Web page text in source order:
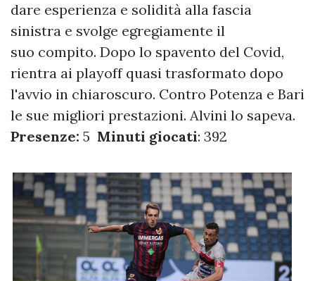
dare esperienza e solidità alla fascia
sinistra e svolge egregiamente il
suo compito. Dopo lo spavento del Covid,
rientra ai playoff quasi trasformato dopo
l'avvio in chiaroscuro. Contro Potenza e Bari
le sue migliori prestazioni. Alvini lo sapeva.
Presenze: 5 Minuti giocati: 392